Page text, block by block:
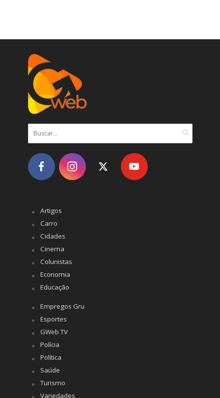
Artigos
Carro
Cidades
Cinema
Colunistas
Economia
Educação
Empregos Gru
Esportes
GWeb TV
Polícia
Política
Saúde
Turismo
Variedades